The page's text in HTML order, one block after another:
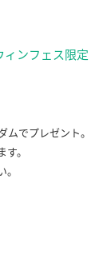
ンフェス限定
でプレゼント。
。